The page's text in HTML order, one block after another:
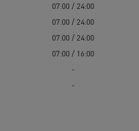
07:00 / 24:00
07:00 / 24:00
07:00 / 24:00
07:00 / 16:00
-
-